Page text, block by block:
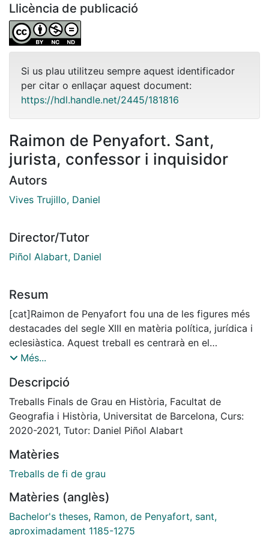
Llicència de publicació
Si us plau utilitzeu sempre aquest identificador
per citar o enllaçar aquest document:
https://hdl.handle.net/2445/181816
Raimon de Penyafort. Sant,
jurista, confessor i inquisidor
Autors
Vives Trujillo, Daniel
Director/Tutor
Piñol Alabart, Daniel
Resum
[cat]Raimon de Penyafort fou una de les figures més
destacades del segle XIII en matèria política, jurídica i
eclesiàstica. Aquest treball es centrarà en el
tractament que ha rebut aquesta insigne personalitat
l’Església Catòlica, entrant per tant en matèria
hagiogràfica tot repassant-ne la devoció i projecció;
com a jurista, doncs la seva empremta intel·lectual en
matèria jurídica li valgué el patronatge de l’advocacia i
desenvolupament del dret canònic; com a confessor i
conseller d’una altra figura cabdal del seu temps com
finalment com a inquisidor, doncs a més de ser el
segon successor de Sant Domènec de Guzmán al
capdavant de l’Orde de Predicadors, tingué un paper
Més...
Descripció
Treballs Finals de Grau en Història, Facultat de
Geografia i Història, Universitat de Barcelona, Curs:
2020-2021, Tutor: Daniel Piñol Alabart
Matèries
Treballs de fi de grau
Matèries (anglès)
Bachelor's theses, Ramon, de Penyafort, sant,
aproximadament 1185-1275